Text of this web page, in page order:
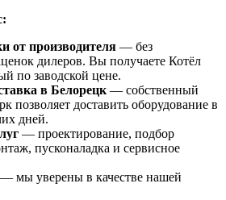
от производителя — без
дилеров. Вы получаете Котёл
по заводской цене.
в Белорецк — собственный
позволяет доставить оборудование в
дней.
— проектирование, подбор
пусконаладка и сервисное
— мы уверены в качестве нашей